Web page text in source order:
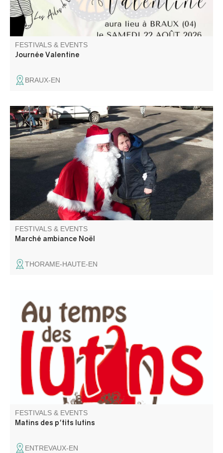
FESTIVALS & EVENTS
Journée Valentine
BRAUX-EN
Ambiance féerique sur la place du village. Marché
gourmand, décoration et jouets.
FESTIVALS & EVENTS
Marché ambiance Noël
THORAME-HAUTE-EN
Travelling toy library for children (0-3 years) and their
carers.
FESTIVALS & EVENTS
Matins des p'tits lutins
ENTREVAUX-EN